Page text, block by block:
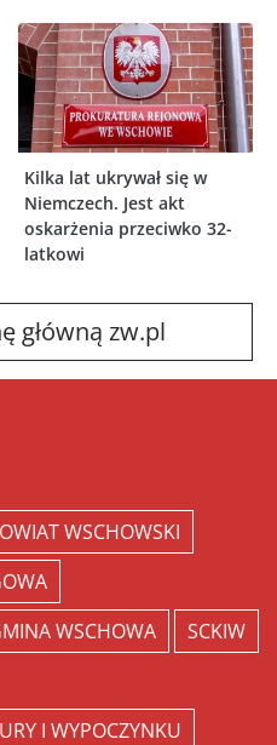
Kilka lat ukrywał się w
Niemczech. Jest akt
oskarżenia przeciwko 32-
latkowi
główną zw.pl
WSCHOWSKI
WSCHOWA
SCKIW
I WYPOCZYNKU